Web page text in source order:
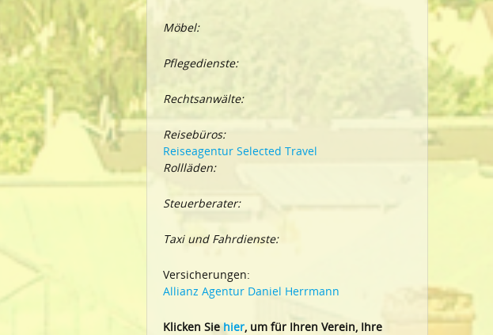
Möbel:
Pflegedienste:
Rechtsanwälte:
Reisebüros:
Reiseagentur Selected Travel
Rollläden:
Steuerberater:
Taxi und Fahrdienste:
Versicherungen:
Allianz Agentur Daniel Herrmann
Klicken Siehier, um für Ihren Verein, Ihre